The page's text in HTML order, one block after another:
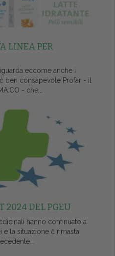
LINEA PER
eccome anche i
ben consapevole Profar - il
- che...
2024 DEL PGEU
hanno continuato a
e la situazione č rimasta